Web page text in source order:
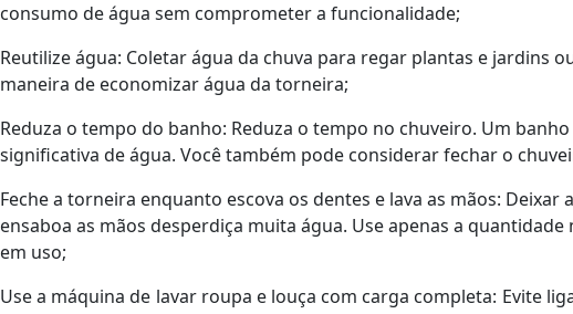
consumo de água sem comprometer a funcionalidade;
Reutilize água: Coletar água da chuva para regar plantas e jardins
maneira de economizar água da torneira;
Reduza o tempo do banho: Reduza o tempo no chuveiro. Um
significativa de água. Você também pode considerar fechar o
Feche a torneira enquanto escova os dentes e lava as mãos:
ensaboa as mãos desperdiça muita água. Use apenas a
em uso;
Use a máquina de lavar roupa e louça com carga completa: Evite